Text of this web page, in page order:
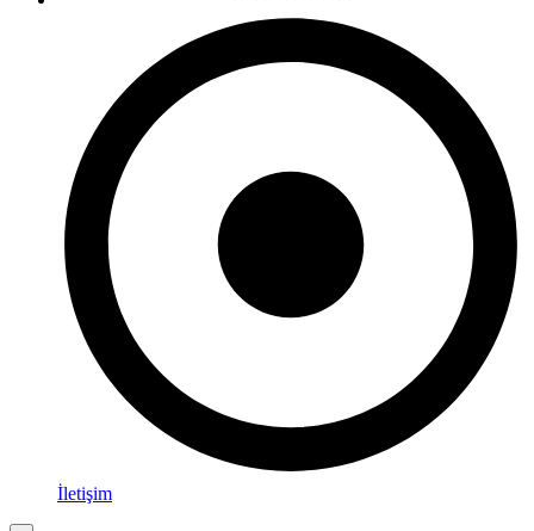
İletişim